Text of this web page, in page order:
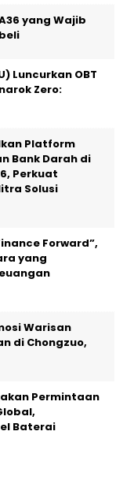
yang Wajib
Luncurkan OBT
Zero:
Platform
Bank Darah di
Perkuat
Solusi
Forward”,
yang
Warisan
di Chongzuo,
Permintaan
Baterai